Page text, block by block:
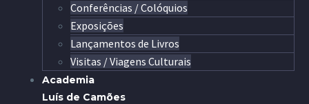
Conferências / Colóquios
Exposições
Lançamentos de Livros
Visitas / Viagens Culturais
Academia
Luís de Camões